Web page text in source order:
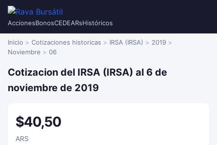
AccionesBonosCEDEARsHistóricos
Inicio Cotizaciones historicas IRSA (IRSA)
2019
Noviembre
06
Cotizacion del IRSA (IRSA) al 6 de
noviembre de 2019
$40,50
ARS